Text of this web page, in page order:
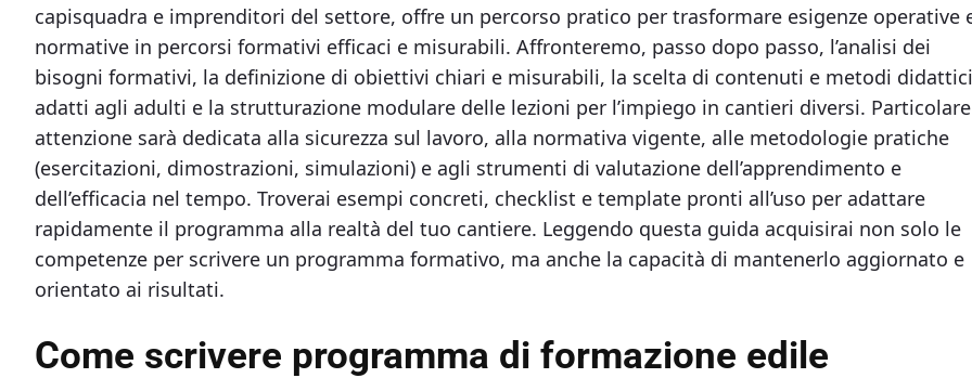
capisquadra e imprenditori del settore, offre un percorso pratico per trasformare esigenze operative
normative in percorsi formativi efficaci e misurabili. Affronteremo, passo dopo passo, l’analisi dei
bisogni formativi, la definizione di obiettivi chiari e misurabili, la scelta di contenuti e metodi didattici
adatti agli adulti e la strutturazione modulare delle lezioni per l’impiego in cantieri diversi. Particolare
attenzione sarà dedicata alla sicurezza sul lavoro, alla normativa vigente, alle metodologie pratiche
(esercitazioni, dimostrazioni, simulazioni) e agli strumenti di valutazione dell’apprendimento e
dell’efficacia nel tempo. Troverai esempi concreti, checklist e template pronti all’uso per adattare
rapidamente il programma alla realtà del tuo cantiere. Leggendo questa guida acquisirai non solo le
competenze per scrivere un programma formativo, ma anche la capacità di mantenerlo aggiornato e
orientato ai risultati.
Come scrivere programma di formazione edile​